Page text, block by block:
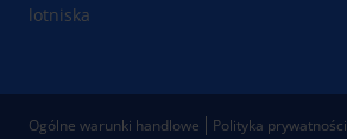
lotniska
Ogólne warunki handlowe Polityka prywatności